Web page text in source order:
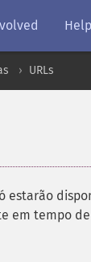
Help
URLs
estarão
em tempo